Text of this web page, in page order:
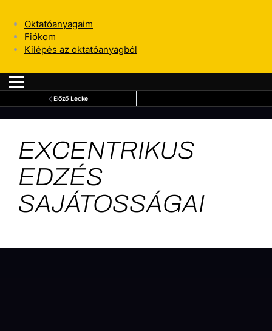
Oktatóanyagaim
Fiókom
Kilépés az oktatóanyagból
Előző Lecke
EXCENTRIKUS
EDZÉS
SAJÁTOSSÁGAI